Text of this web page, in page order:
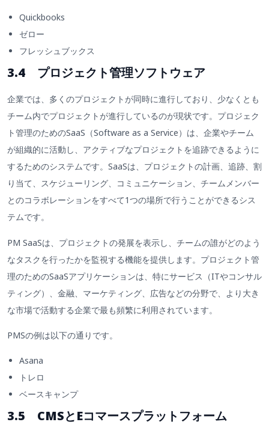
Quickbooks
ゼロー
フレッシュブックス
3.4 プロジェクト管理ソフトウェア
企業では、多くのプロジェクトが同時に進行しており、少なくとも
チーム内でプロジェクトが進行しているのが現状です。プロジェク
ト管理のためのSaaS（Software as a Service）は、企業やチーム
が組織的に活動し、アクティブなプロジェクトを追跡できるように
するためのシステムです。SaaSは、プロジェクトの計画、追跡、割
り当て、スケジューリング、コミュニケーション、チームメンバー
とのコラボレーションをすべて1つの場所で行うことができるシス
テムです。
PM SaaSは、プロジェクトの発展を表示し、チームの誰がどのよう
なタスクを行ったかを監視する機能を提供します。プロジェクト管
理のためのSaaSアプリケーションは、特にサービス（ITやコンサル
ティング）、金融、マーケティング、広告などの分野で、より大き
な市場で活動する企業で最も頻繁に利用されています。
PMSの例は以下の通りです。
Asana
トレロ
ベースキャンプ
3.5 CMSとEコマースプラットフォーム